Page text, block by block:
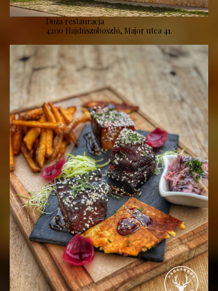
Duża restauracja
4200 Hajdúszoboszló, Major utca 41.